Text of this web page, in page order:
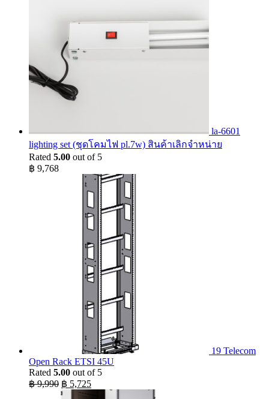
la-6601
lighting set (ชุดโคมไฟ pl.7w) สินค้าเลิกจำหน่าย
Rated 5.00 out of 5
฿ 9,768
19 Telecom
Open Rack ETSI 45U
Rated 5.00 out of 5
฿9,990 Original
price
฿ 5,725Current